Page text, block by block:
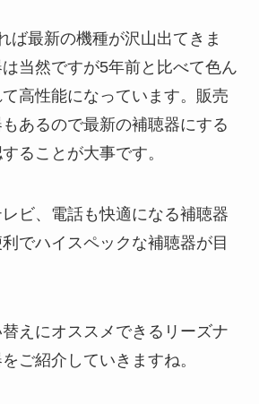
ば最新の機種が沢山出てきま
当然ですが5年前と比べて色ん
高性能になっています。販売
あるので最新の補聴器にする
ることが大事です。
ビ、電話も快適になる補聴器
でハイスペックな補聴器が目
えにオススメできるリーズナ
ご紹介していきますね。